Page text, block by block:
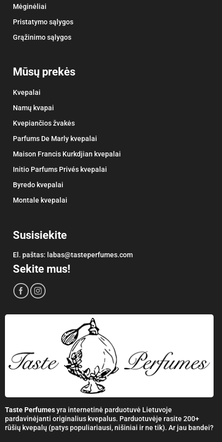
Mėginėliai
Pristatymo sąlygos
Grąžinimo sąlygos
Mūsų prekės
Kvepalai
Namų kvapai
Kvepiančios žvakės
Parfums De Marly kvepalai
Maison Francis Kurkdjian kvepalai
Initio Parfums Privés kvepalai
Byredo kvepalai
Montale kvepalai
Susisiekite
El. paštas: labas@tasteperfumes.com
Sekite mus!
Taste Perfumesyra internetinė parduotuvė Lietuvoje
pardavinėjanti originalius kvepalus. Parduotuvėje rasite 200+
rūšių kvepalų (patys populiariausi, nišiniai ir ne tik). Ar jau bandei?